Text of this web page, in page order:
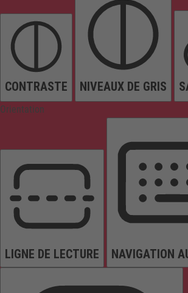
CONTRASTE NIVEAUX DE GRIS
Orientation
LIGNE DE LECTURE NAVIGATION